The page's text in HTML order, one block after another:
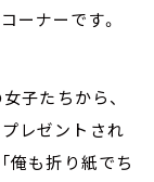
ーナーです。
子たちから、
レゼントされ
俺も折り紙でち